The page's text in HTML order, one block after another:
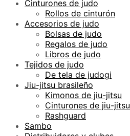
Cinturones de judo
Rollos de cinturón
Accesorios de judo
Bolsas de judo
Regalos de judo
Libros de judo
Tejidos de judo
De tela de judogi
Jiu-jitsu brasileño
Kimonos de jiu-jitsu
Cinturones de jiu-jitsu
Rashguard
Sambo